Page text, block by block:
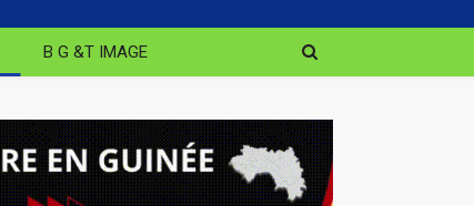
B G &T IMAGE